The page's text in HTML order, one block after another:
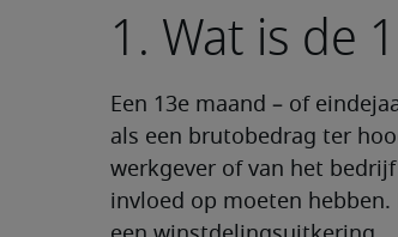
1. Wat is de
Een 13e maand – of
als een brutobedrag ter
werkgever of van het
invloed op moeten